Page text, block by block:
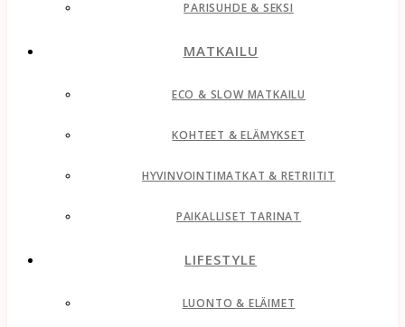
PARISUHDE & SEKSI
MATKAILU
ECO & SLOW MATKAILU
KOHTEET & ELÄMYKSET
HYVINVOINTIMATKAT & RETRIITIT
PAIKALLISET TARINAT
LIFESTYLE
LUONTO & ELÄIMET